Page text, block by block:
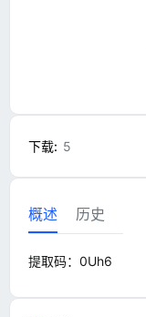
下载 5
概述 历史
提取码：0Uh6